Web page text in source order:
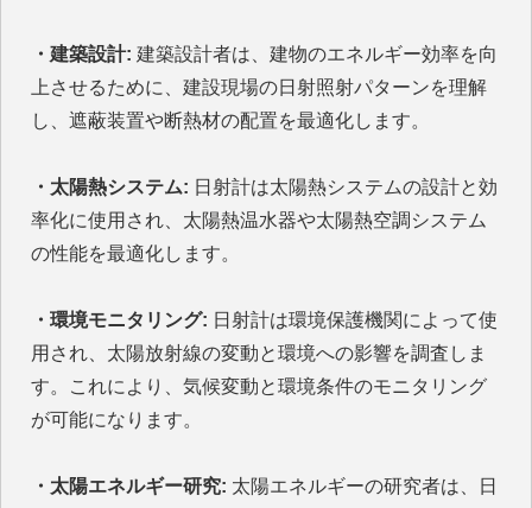
・建築設計: 建築設計者は、建物のエネルギー効率を向
上させるために、建設現場の日射照射パターンを理解
し、遮蔽装置や断熱材の配置を最適化します。
・太陽熱システム: 日射計は太陽熱システムの設計と効
率化に使用され、太陽熱温水器や太陽熱空調システム
の性能を最適化します。
・環境モニタリング: 日射計は環境保護機関によって使
用され、太陽放射線の変動と環境への影響を調査しま
す。これにより、気候変動と環境条件のモニタリング
が可能になります。
・太陽エネルギー研究: 太陽エネルギーの研究者は、日